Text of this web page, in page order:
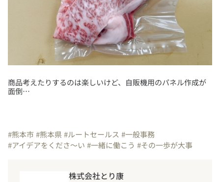
商品考えたりするのは楽しいけど、自販機用のパネル作成が
面倒…
#熊本市 #熊本県#ルートセールス #一般事務
#アイデアをくださ～い #一緒に働こう #その一歩が大事
株式会社とり康